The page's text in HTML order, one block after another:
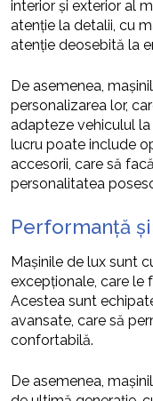
interior și exterior al
atenție la detalii, cu
atenție deosebită la
De asemenea,
personalizarea lor,
adapteze vehiculul
lucru poate include
accesorii, care să
personalitatea
Performanță
Mașinile de lux sunt
excepționale, care le
Acestea sunt
avansate, care să
confortabilă.
De asemenea,